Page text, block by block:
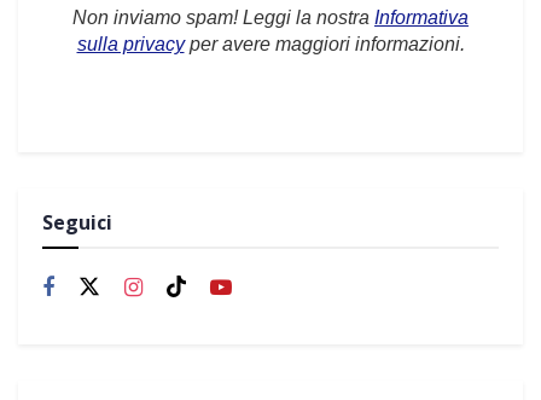
Non inviamo spam! Leggi la nostra Informativa
sulla privacyper avere maggiori informazioni.
Seguici